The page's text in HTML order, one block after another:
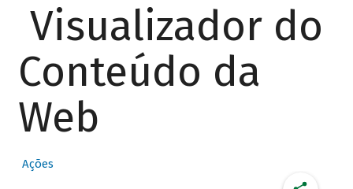
Visualizador do
Conteúdo da
Web
Ações